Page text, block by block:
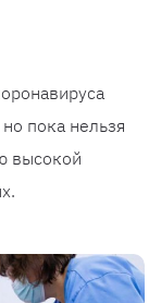
пока нельзя
высокой